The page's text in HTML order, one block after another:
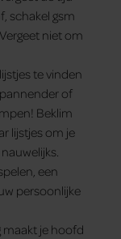
schakel gsm
niet om
te vinden
of
Beklim
lijstjes om je
een
persoonlijke
maakt je hoofd